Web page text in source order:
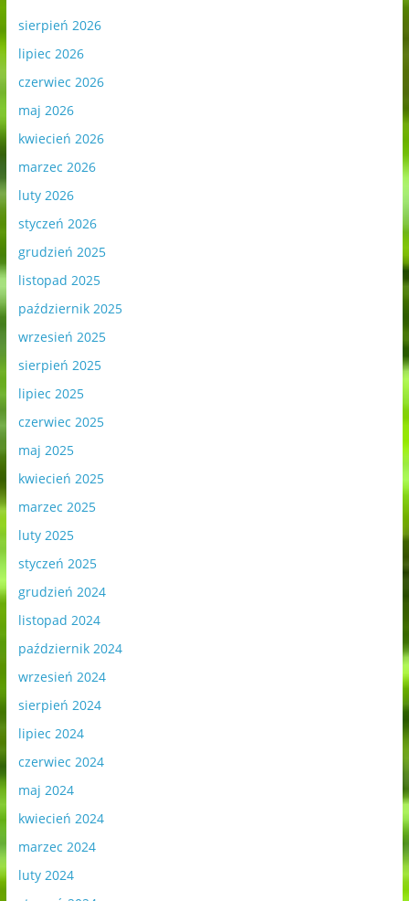
sierpień 2026
lipiec 2026
czerwiec 2026
maj 2026
kwiecień 2026
marzec 2026
luty 2026
styczeń 2026
grudzień 2025
listopad 2025
październik 2025
wrzesień 2025
sierpień 2025
lipiec 2025
czerwiec 2025
maj 2025
kwiecień 2025
marzec 2025
luty 2025
styczeń 2025
grudzień 2024
listopad 2024
październik 2024
wrzesień 2024
sierpień 2024
lipiec 2024
czerwiec 2024
maj 2024
kwiecień 2024
marzec 2024
luty 2024